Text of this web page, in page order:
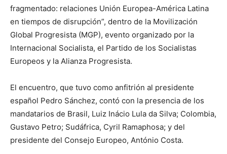
fragmentado: relaciones Unión Europea-América Latina
en tiempos de disrupción”, dentro de la Movilización
Global Progresista (MGP), evento organizado por la
Internacional Socialista, el Partido de los Socialistas
Europeos y la Alianza Progresista.
El encuentro, que tuvo como anfitrión al presidente
español Pedro Sánchez, contó con la presencia de los
mandatarios de Brasil, Luiz Inácio Lula da Silva; Colombia,
Gustavo Petro; Sudáfrica, Cyril Ramaphosa; y del
presidente del Consejo Europeo, António Costa.